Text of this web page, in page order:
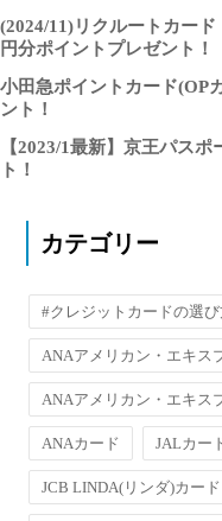
(2024/11)リクルートカー
円分ポイントプレゼント！
小田急ポイントカード
ント！
【2023/1最新】京王パス
ト！
カテゴリー
#クレジットカードの選
ANAアメリカン・エキス
ANAアメリカン・エキス
ANAカード JALカー
JCB LINDA(リンダ)カード